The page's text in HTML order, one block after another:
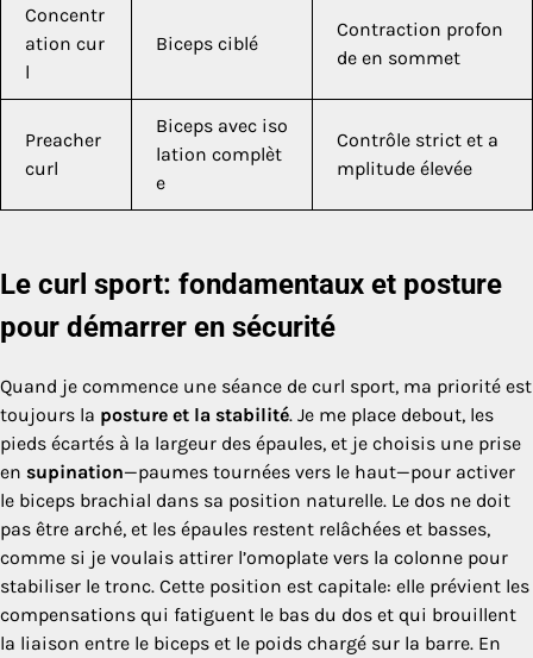
Concentr
ation cur
l
Biceps ciblé
Contraction profon
de en sommet
Preacher
curl
Biceps avec iso
lation complèt
e
Contrôle strict et a
mplitude élevée
Le curl sport: fondamentaux et posture
pour démarrer en sécurité
Quand je commence une séance de curl sport, ma priorité est
toujours la posture et la stabilité. Je me place debout, les
pieds écartés à la largeur des épaules, et je choisis une prise
en supination—paumes tournées vers le haut—pour activer
le biceps brachial dans sa position naturelle. Le dos ne doit
pas être arché, et les épaules restent relâchées et basses,
comme si je voulais attirer l’omoplate vers la colonne pour
stabiliser le tronc. Cette position est capitale: elle prévient les
compensations qui fatiguent le bas du dos et qui brouillent
la liaison entre le biceps et le poids chargé sur la barre. En